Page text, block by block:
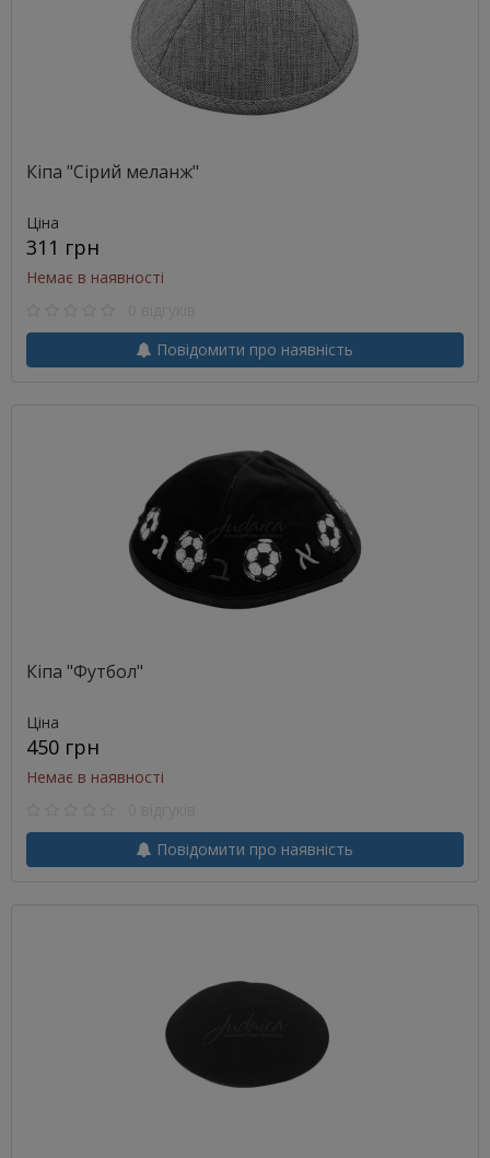
Кіпа "Сірий меланж"
Ціна
311 грн
Немає в наявності
Повідомити про наявність
Кіпа "Футбол"
Ціна
450 грн
Немає в наявності
Повідомити про наявність